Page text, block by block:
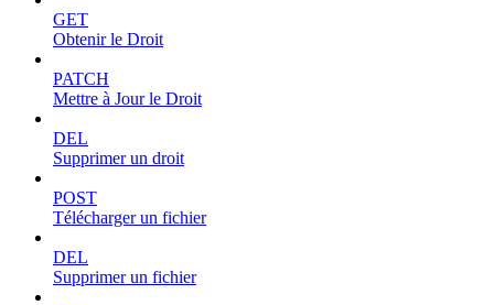
GET
Obtenir le Droit
PATCH
Mettre à Jour le Droit
DEL
Supprimer un droit
POST
Télécharger un fichier
DEL
Supprimer un fichier